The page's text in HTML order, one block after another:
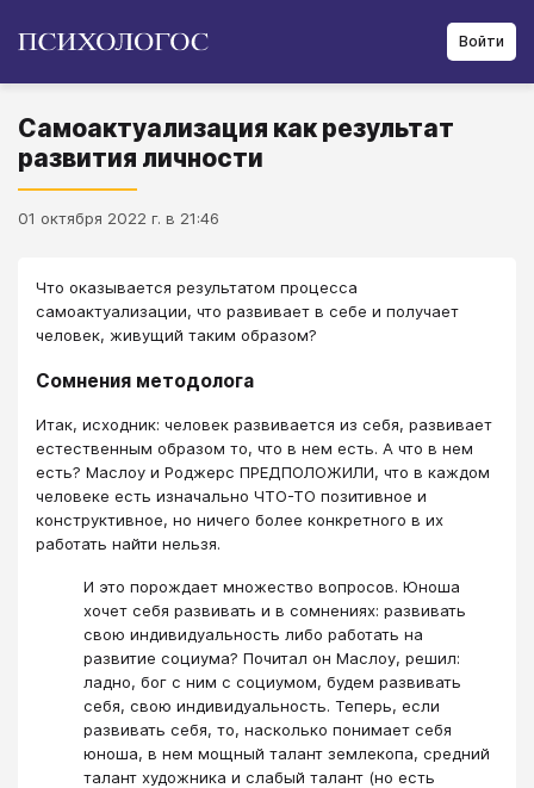
Войти
Самоактуализация как результат
развития личности
01 октября 2022 г. в 21:46
Что оказывается результатом процесса
самоактуализации, что развивает в себе и получает
человек, живущий таким образом?
Сомнения методолога
Итак, исходник: человек развивается из себя, развивает
естественным образом то, что в нем есть. А что в нем
есть? Маслоу и Роджерс ПРЕДПОЛОЖИЛИ, что в каждом
человеке есть изначально ЧТО-ТО позитивное и
конструктивное, но ничего более конкретного в их
работать найти нельзя.
И это порождает множество вопросов. Юноша
хочет себя развивать и в сомнениях: развивать
свою индивидуальность либо работать на
развитие социума? Почитал он Маслоу, решил:
ладно, бог с ним с социумом, будем развивать
себя, свою индивидуальность. Теперь, если
развивать себя, то, насколько понимает себя
юноша, в нем мощный талант землекопа, средний
талант художника и слабый талант (но есть